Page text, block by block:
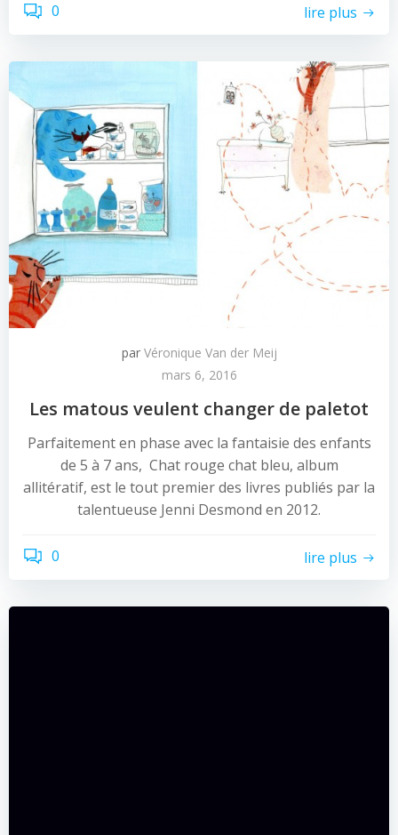
0 lire plus
par Véronique Van der Meij
mars 6, 2016
Les matous veulent changer de paletot
Parfaitement en phase avec la fantaisie des enfants
de 5 à 7 ans, Chat rouge chat bleu, album
allitératif, est le tout premier des livres publiés par la
talentueuse Jenni Desmond en 2012.
0 lire plus